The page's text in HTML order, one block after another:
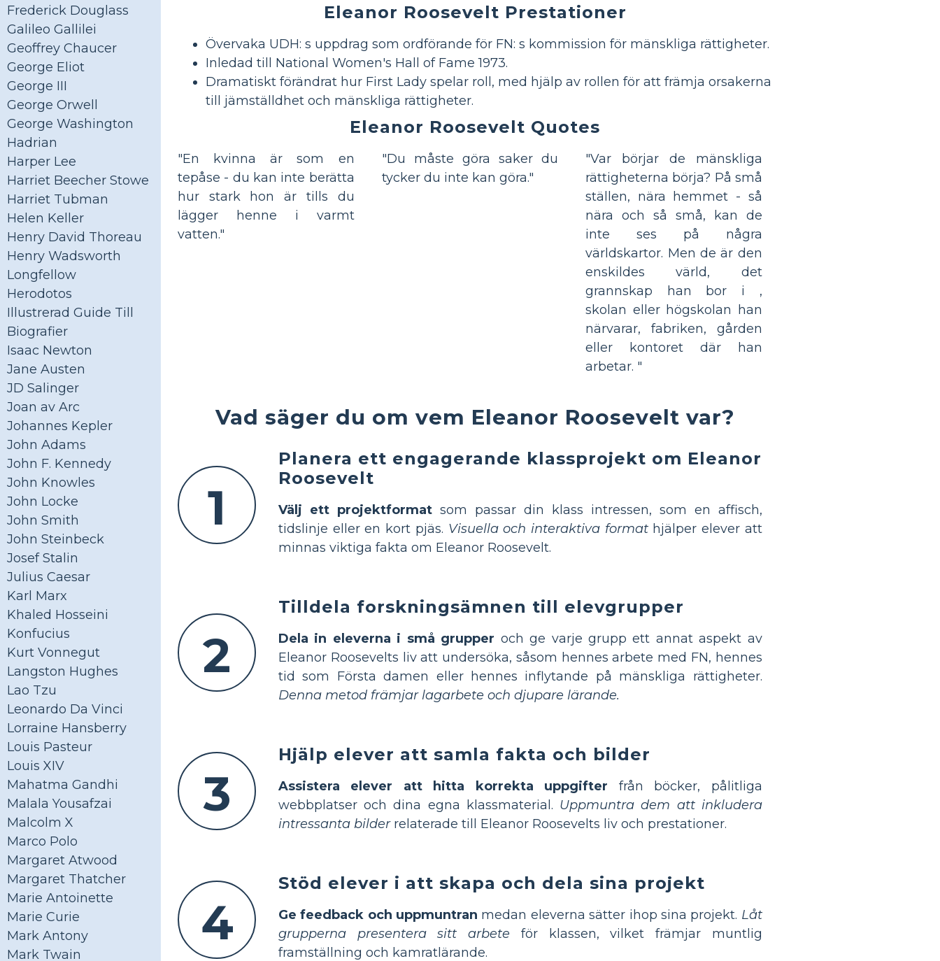
Frederick Douglass
Galileo Gallilei
Geoffrey Chaucer
George Eliot
George III
George Orwell
George Washington
Hadrian
Harper Lee
Harriet Beecher Stowe
Harriet Tubman
Helen Keller
Henry David Thoreau
Henry Wadsworth
Longfellow
Herodotos
Illustrerad Guide Till
Biografier
Isaac Newton
Jane Austen
JD Salinger
Joan av Arc
Johannes Kepler
John Adams
John F. Kennedy
John Knowles
John Locke
John Smith
John Steinbeck
Josef Stalin
Julius Caesar
Karl Marx
Khaled Hosseini
Konfucius
Kurt Vonnegut
Langston Hughes
Lao Tzu
Leonardo Da Vinci
Lorraine Hansberry
Louis Pasteur
Louis XIV
Mahatma Gandhi
Malala Yousafzai
Malcolm X
Marco Polo
Margaret Atwood
Margaret Thatcher
Marie Antoinette
Marie Curie
Mark Antony
Mark Twain
Eleanor Roosevelt Prestationer
Övervaka UDH: s uppdrag som ordförande för FN: s kommission för mänskliga rättigheter.
Inledad till National Women's Hall of Fame 1973.
Dramatiskt förändrat hur First Lady spelar roll, med hjälp av rollen för att främja orsakerna
till jämställdhet och mänskliga rättigheter.
Eleanor Roosevelt Quotes
"En kvinna är som en
tepåse - du kan inte berätta
hur stark hon är tills du
lägger henne i varmt
vatten."
"Du måste göra saker du
tycker du inte kan göra."
"Var börjar de mänskliga
rättigheterna börja? På små
ställen, nära hemmet - så
nära och så små, kan de
inte ses på några
världskartor. Men de är den
enskildes värld, det
grannskap han bor i ,
skolan eller högskolan han
närvarar, fabriken, gården
eller kontoret där han
arbetar. "
Vad säger du om vem Eleanor Roosevelt var?
1
Planera ett engagerande klassprojekt om Eleanor
Roosevelt
Välj ett projektformatsom passar din klass intressen, som en affisch,
tidslinje eller en kort pjäs. Visuella och interaktiva formathjälper elever att
minnas viktiga fakta om Eleanor Roosevelt.
2
Tilldela forskningsämnen till elevgrupper
Dela in eleverna i små grupper och ge varje grupp ett annat aspekt av
Eleanor Roosevelts liv att undersöka, såsom hennes arbete med FN, hennes
tid som Första damen eller hennes inflytande på mänskliga rättigheter.
Denna metod främjar lagarbete och djupare lärande.
3
Hjälp elever att samla fakta och bilder
Assistera elever att hitta korrekta uppgifter från böcker, pålitliga
webbplatser och dina egna klassmaterial. Uppmuntra dem att inkludera
intressanta bilderrelaterade till Eleanor Roosevelts liv och prestationer.
4
Stöd elever i att skapa och dela sina projekt
Ge feedback och uppmuntran medan eleverna sätter ihop sina projekt. Låt
grupperna presentera sitt arbete för klassen, vilket främjar muntlig
framställning och kamratlärande.